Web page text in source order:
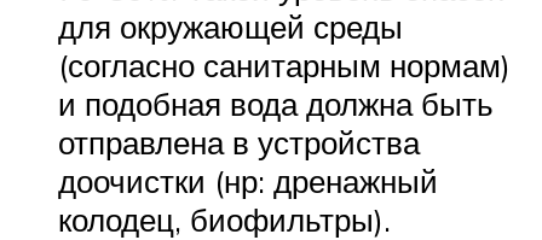
для окружающей среды
(согласно санитарным нормам)
и подобная вода должна быть
отправлена в устройства
доочистки (нр: дренажный
колодец, биофильтры).